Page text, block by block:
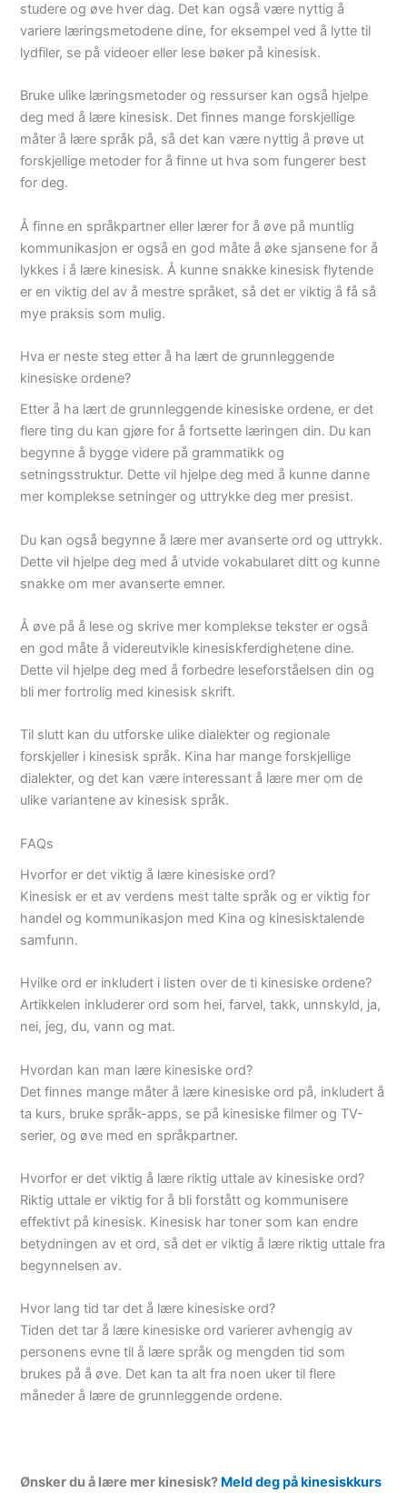
studere og øve hver dag. Det kan også være nyttig å
variere læringsmetodene dine, for eksempel ved å lytte til
lydfiler, se på videoer eller lese bøker på kinesisk.
Bruke ulike læringsmetoder og ressurser kan også hjelpe
deg med å lære kinesisk. Det finnes mange forskjellige
måter å lære språk på, så det kan være nyttig å prøve ut
forskjellige metoder for å finne ut hva som fungerer best
for deg.
Å finne en språkpartner eller lærer for å øve på muntlig
kommunikasjon er også en god måte å øke sjansene for å
lykkes i å lære kinesisk. Å kunne snakke kinesisk flytende
er en viktig del av å mestre språket, så det er viktig å få så
mye praksis som mulig.
Hva er neste steg etter å ha lært de grunnleggende
kinesiske ordene?
Etter å ha lært de grunnleggende kinesiske ordene, er det
flere ting du kan gjøre for å fortsette læringen din. Du kan
begynne å bygge videre på grammatikk og
setningsstruktur. Dette vil hjelpe deg med å kunne danne
mer komplekse setninger og uttrykke deg mer presist.
Du kan også begynne å lære mer avanserte ord og uttrykk.
Dette vil hjelpe deg med å utvide vokabularet ditt og kunne
snakke om mer avanserte emner.
Å øve på å lese og skrive mer komplekse tekster er også
en god måte å videreutvikle kinesiskferdighetene dine.
Dette vil hjelpe deg med å forbedre leseforståelsen din og
bli mer fortrolig med kinesisk skrift.
Til slutt kan du utforske ulike dialekter og regionale
forskjeller i kinesisk språk. Kina har mange forskjellige
dialekter, og det kan være interessant å lære mer om de
ulike variantene av kinesisk språk.
FAQs
Hvorfor er det viktig å lære kinesiske ord?
Kinesisk er et av verdens mest talte språk og er viktig for
handel og kommunikasjon med Kina og kinesisktalende
samfunn.
Hvilke ord er inkludert i listen over de ti kinesiske ordene?
Artikkelen inkluderer ord som hei, farvel, takk, unnskyld, ja,
nei, jeg, du, vann og mat.
Hvordan kan man lære kinesiske ord?
Det finnes mange måter å lære kinesiske ord på, inkludert å
ta kurs, bruke språk-apps, se på kinesiske filmer og TV-
serier, og øve med en språkpartner.
Hvorfor er det viktig å lære riktig uttale av kinesiske ord?
Riktig uttale er viktig for å bli forstått og kommunisere
effektivt på kinesisk. Kinesisk har toner som kan endre
betydningen av et ord, så det er viktig å lære riktig uttale fra
begynnelsen av.
Hvor lang tid tar det å lære kinesiske ord?
Tiden det tar å lære kinesiske ord varierer avhengig av
personens evne til å lære språk og mengden tid som
brukes på å øve. Det kan ta alt fra noen uker til flere
måneder å lære de grunnleggende ordene.
Ønsker du å lære mer kinesisk? Meld deg på kinesiskkurs